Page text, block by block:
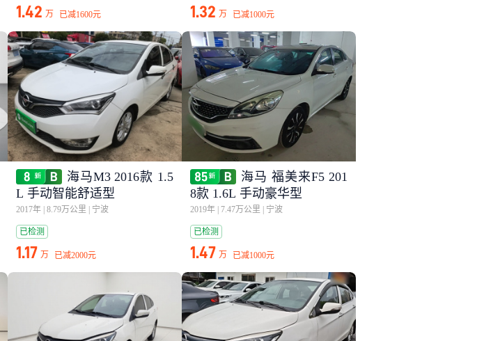
1.42 万 已减1600元 1.32 万 已减1000元
海马M3 2016款 1.5
L 手动智能舒适型
2017年 8.79万公里 宁波
已检测
1.17 万 已减2000元
海马 福美来F5 201
8款 1.6L 手动豪华型
2019年 7.47万公里 宁波
已检测
1.47 万 已减1000元